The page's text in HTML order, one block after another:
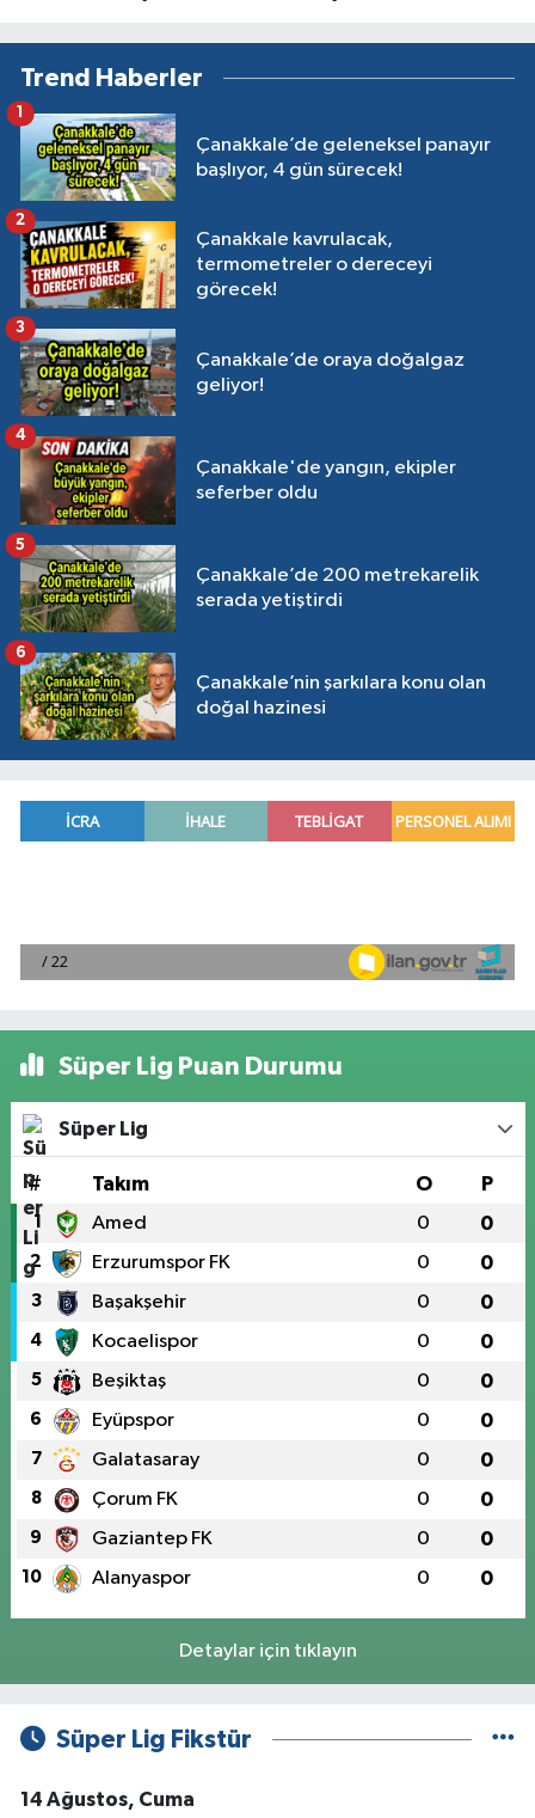
Trend Haberler
Çanakkale’de geleneksel panayır
başlıyor, 4 gün sürecek!
Çanakkale kavrulacak,
termometreler o dereceyi
görecek!
2
Çanakkale’de oraya doğalgaz
geliyor!
3
Çanakkale'de yangın, ekipler
seferber oldu
4
Çanakkale’de 200 metrekarelik
serada yetiştirdi
5
Çanakkale’nin şarkılara konu olan
doğal hazinesi
6
Süper Lig Puan Durumu
Süper Lig
# Takım O P
1 Amed 0 0
2 Erzurumspor FK 0 0
3 Başakşehir 0 0
4 Kocaelispor 0 0
5 Beşiktaş 0 0
6 Eyüpspor 0 0
7 Galatasaray 0 0
8 Çorum FK 0 0
9 Gaziantep FK 0 0
10 Alanyaspor 0 0
Detaylar için tıklayın
Süper Lig Fikstür
14 Ağustos, Cuma